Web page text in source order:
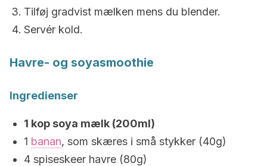
Tilføj gradvist mælken mens du blender.
Servér kold.
Havre- og soyasmoothie
Ingredienser
1 kop soya mælk (200ml)
1 banan, som skæres i små stykker (40g)
4 spiseskeer havre (80g)